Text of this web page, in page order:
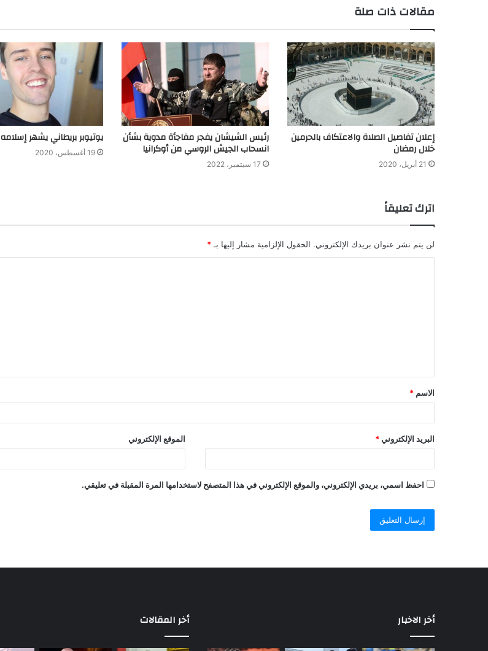
مقالات ذات صلة
إعلان تفاصيل الصلاة والاعتكاف بالحرمين
خلال رمضان
21 أبريل، 2020
رئيس الشيشان يفجر مفاجأة مدوية بشأن
انسحاب الجيش الروسي من أوكرانيا
17 سبتمبر، 2022
يوتيوبر بريطاني يشهر إسلامه
19 أغسطس، 2020
اترك تعليقاً
لن يتم نشر عنوان بريدك الإلكتروني. الحقول الإلزامية مشار إليها بـ *
الاسم *
البريد الإلكتروني * الموقع الإلكتروني
احفظ اسمي، بريدي الإلكتروني، والموقع الإلكتروني في هذا المتصفح لاستخدامها المرة المقبلة في تعليقي.
أخر الاخبار أخر المقالات